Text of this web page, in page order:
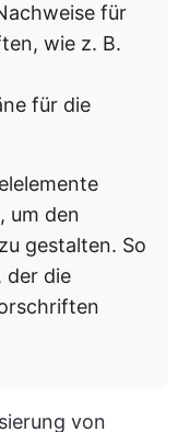
für
wie z. B.
für die
um den
gestalten. So
der die
von